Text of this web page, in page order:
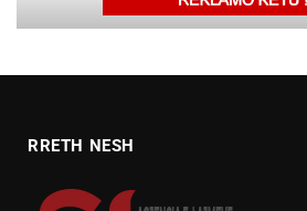
RRETH NESH